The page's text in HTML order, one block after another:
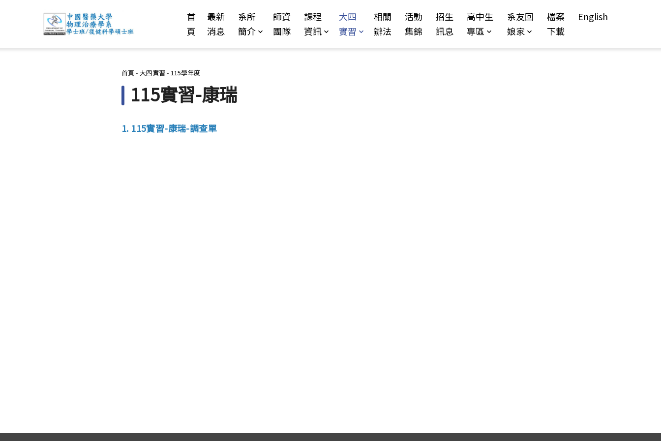
首
頁
最新
消息
系所
簡介
師資
團隊
課程
資訊
大四
實習
相關
辦法
活動
集錦
招生
訊息
高中生
專區
系友回
娘家
檔案
下載
English
您在這裡
首頁 - 大四實習 - 115學年度
115實習-康瑞
1. 115實習-康瑞-調查單